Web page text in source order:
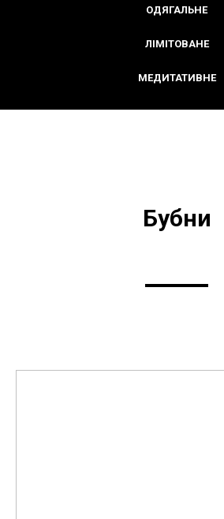
ОДЯГАЛЬНЕ
ЛІМІТОВАНЕ
МЕДИТАТИВНЕ
Бубни